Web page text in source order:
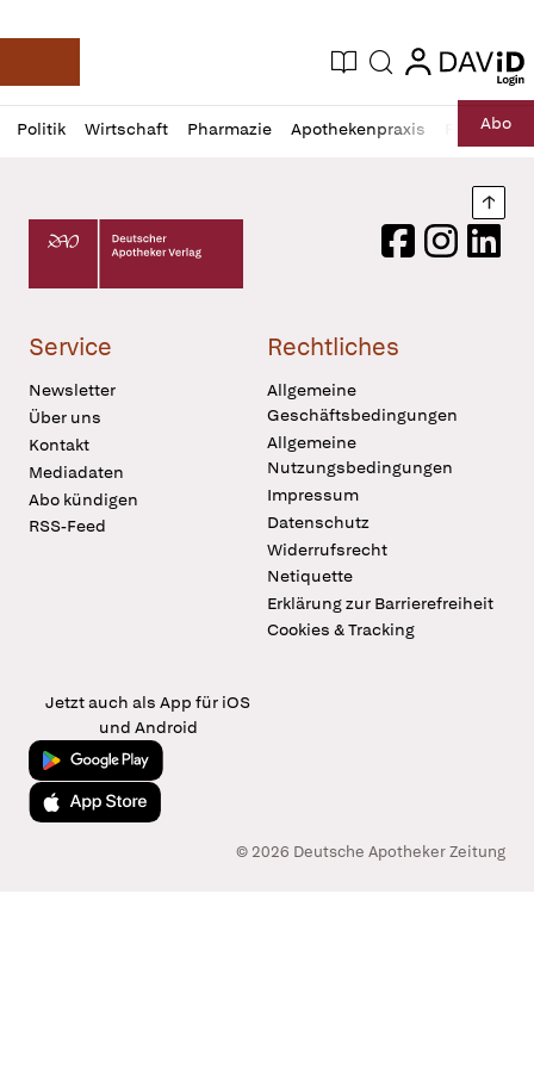
Deutsche Apotheker Zeitung
Aktuelle Ausgabe
Suche login
login
Politik Wirtschaft Pharmazie Apothekenpraxis RechtAbo
Profil
öffnen
Daz
Pur
Deutscher Apotheker Verlag Logo
FacebookInstagram
Service
Newsletter
Über uns
Kontakt
Mediadaten
Abo kündigen
RSS-Feed
Rechtliches
Allgemeine
Geschäftsbedingungen
Allgemeine
Nutzungsbedingungen
Impressum
Datenschutz
Widerrufsrecht
Netiquette
Erklärung zur Barrierefreiheit
Cookies & Tracking
Jetzt auch als App für iOS
und Android
Jetzt bei Google Play
Laden im App Store
© 2026 Deutsche Apotheker Zeitung